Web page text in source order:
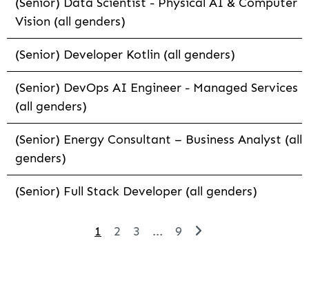
Vision (all genders)
(Senior) Developer Kotlin (all genders)
(Senior) DevOps AI Engineer - Managed Services
(all genders)
(Senior) Energy Consultant – Business Analyst (all
genders)
(Senior) Full Stack Developer (all genders)
1 2 3 ... 9